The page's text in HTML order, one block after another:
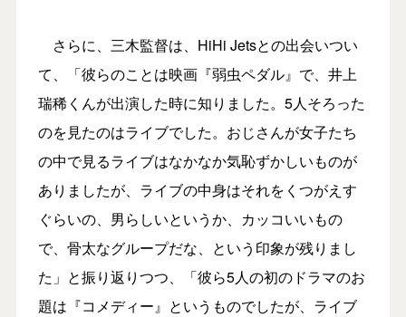
さらに、三木監督は、HiHi Jetsとの出会いつい
て、「彼らのことは映画『弱虫ペダル』で、井上
瑞稀くんが出演した時に知りました。5人そろった
のを見たのはライブでした。おじさんが女子たち
の中で見るライブはなかなか気恥ずかしいものが
ありましたが、ライブの中身はそれをくつがえす
ぐらいの、男らしいというか、カッコいいもの
で、骨太なグループだな、という印象が残りまし
た」と振り返りつつ、「彼ら5人の初のドラマのお
題は『コメディー』というものでしたが、ライブ